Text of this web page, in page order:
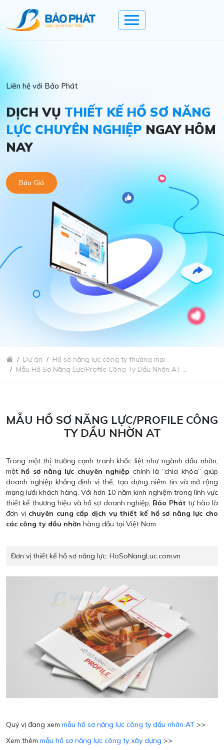
Liên hệ với Bảo Phát
DỊCH VỤ THIẾT KẾ HỒ SƠ NĂNG
LỰC CHUYÊN NGHIỆP NGAY HÔM
NAY
Báo Giá
Dự án
Hồ sơ năng lực công ty thương mại
Mẫu Hồ Sơ Năng Lực/Profile Công Ty Dầu Nhờn AT ...
MẪU HỒ SƠ NĂNG LỰC/PROFILE CÔNG
TY DẦU NHỜN AT
Trong một thị trường cạnh tranh khốc liệt như ngành dầu nhờn,
một hồ sơ năng lực chuyên nghiệp chính là “chìa khóa” giúp
doanh nghiệp khẳng định vị thế, tạo dựng niềm tin và mở rộng
mạng lưới khách hàng. Với hơn 10 năm kinh nghiệm trong lĩnh vực
thiết kế thương hiệu và hồ sơ doanh nghiệp, Bảo Phát tự hào là
đơn vị chuyên cung cấp dịch vụ thiết kế hồ sơ năng lực cho
các công ty dầu nhờn hàng đầu tại Việt Nam.
Đơn vị thiết kế hồ sơ năng lực: HoSoNangLuc.com.vn
Quý vị đang xem mẫu hồ sơ năng lực công ty dầu nhờn AT >>
Xem thêm mẫu hồ sơ năng lực công ty xây dựng >>